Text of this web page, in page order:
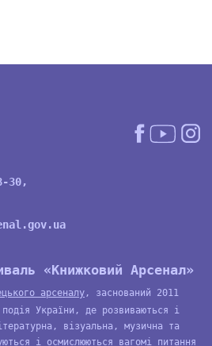
30,
«Книжковий Арсенал»
арсеналу , заснований 2011
України, де розвиваються і
візуальна, музична та
і осмислюються вагомі питання